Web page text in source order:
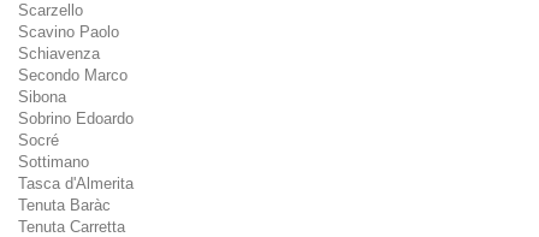
Scarzello
Scavino Paolo
Schiavenza
Secondo Marco
Sibona
Sobrino Edoardo
Socré
Sottimano
Tasca d'Almerita
Tenuta Baràc
Tenuta Carretta